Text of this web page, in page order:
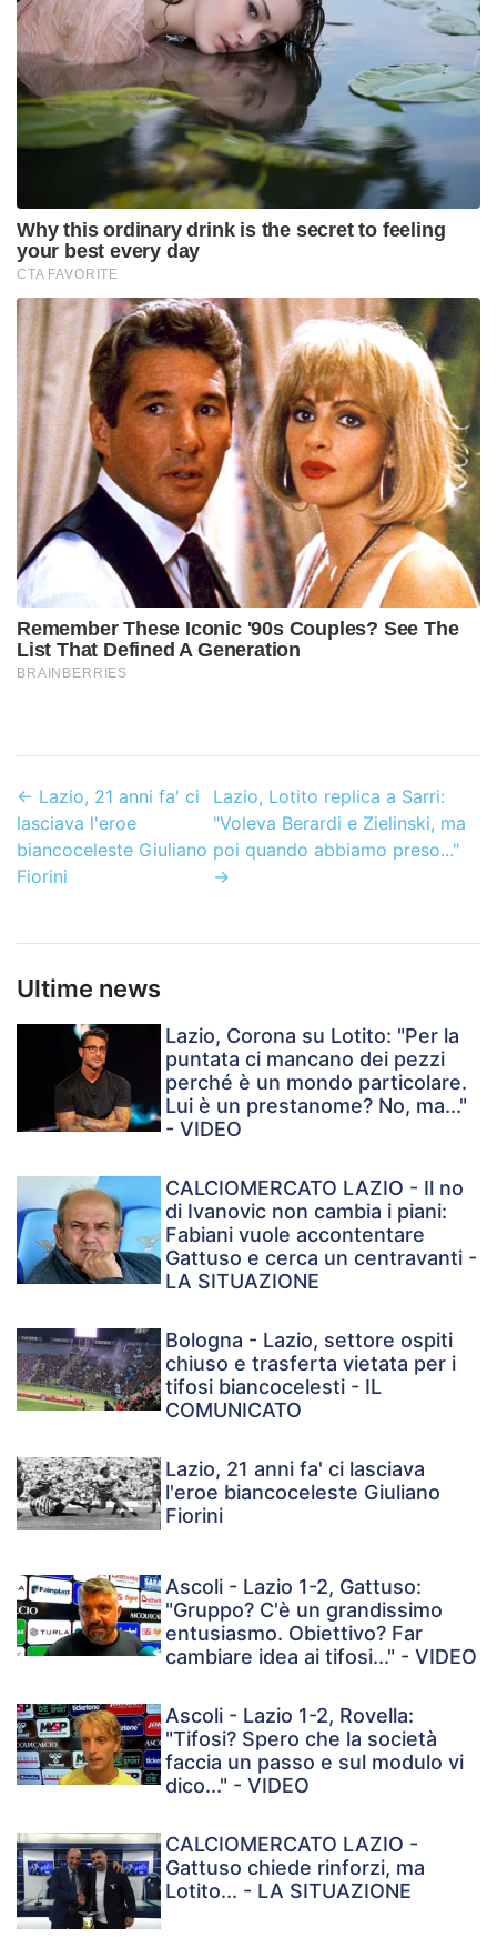
← Lazio, 21 anni fa' ci
lasciava l'eroe
biancoceleste Giuliano
Fiorini
Lazio, Lotito replica a Sarri:
"Voleva Berardi e Zielinski, ma
poi quando abbiamo preso..."
→
Ultime news
Lazio, Corona su Lotito: "Per la
puntata ci mancano dei pezzi
perché è un mondo particolare.
Lui è un prestanome? No, ma..."
- VIDEO
CALCIOMERCATO LAZIO - Il no
di Ivanovic non cambia i piani:
Fabiani vuole accontentare
Gattuso e cerca un centravanti -
LA SITUAZIONE
Bologna - Lazio, settore ospiti
chiuso e trasferta vietata per i
tifosi biancocelesti - IL
COMUNICATO
Lazio, 21 anni fa' ci lasciava
l'eroe biancoceleste Giuliano
Fiorini
Ascoli - Lazio 1-2, Gattuso:
"Gruppo? C'è un grandissimo
entusiasmo. Obiettivo? Far
cambiare idea ai tifosi..." - VIDEO
Ascoli - Lazio 1-2, Rovella:
"Tifosi? Spero che la società
faccia un passo e sul modulo vi
dico..." - VIDEO
CALCIOMERCATO LAZIO -
Gattuso chiede rinforzi, ma
Lotito... - LA SITUAZIONE